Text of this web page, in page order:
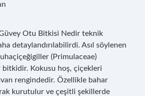
Otu Bitkisi Nedir teknik
detaylandırılabilirdi. Asıl söylenen
(Primulaceae)
bitkidir. Kokusu hoş, çiçekleri
rengindedir. Özellikle bahar
kurutulur ve çeşitli şekillerde